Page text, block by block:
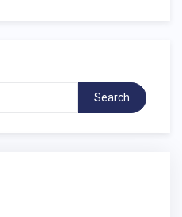
Search